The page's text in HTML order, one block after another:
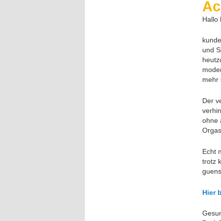
Hallo
und
mehr
Der
ohne
Echt
trotz
Hier